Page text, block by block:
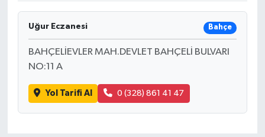
Uğur Eczanesi Bahçe
BAHÇELİEVLER MAH.DEVLET BAHÇELİ BULVARI
NO:11 A
Yol Tarifi Al 0 (328) 861 41 47